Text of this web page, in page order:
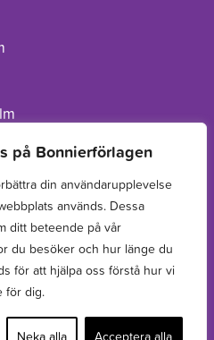
på Bonnierförlagen
din användarupplevelse
används. Dessa
ditt beteende på vår
du besöker och hur länge du
för att hjälpa oss förstå hur vi
för dig.
Neka alla Acceptera alla